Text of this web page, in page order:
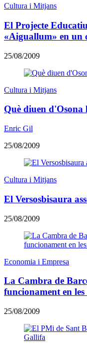
Cultura i Mitjans
El Projecte
«Aiguallum» en un
25/08/2009
Cultura i Mitjans
Què diuen d'Osona
Enric Gil
25/08/2009
Cultura i Mitjans
El Versosbisaura
25/08/2009
Economia i Empresa
La Cambra de
funcionament en
25/08/2009